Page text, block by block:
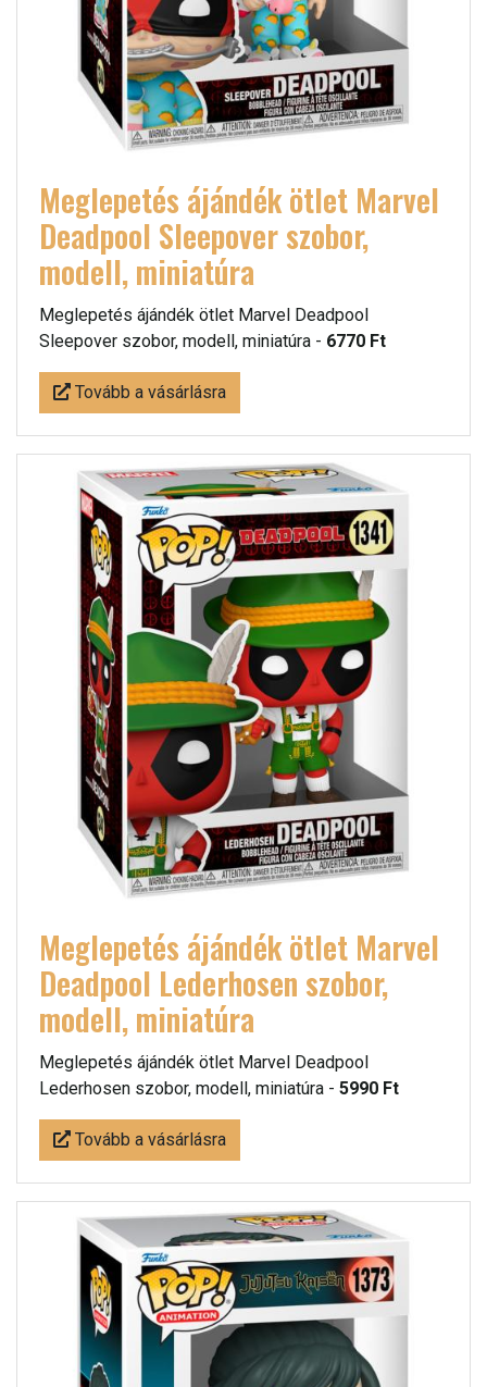
Meglepetés ájándék ötlet Marvel
Deadpool Sleepover szobor,
modell, miniatúra
Meglepetés ájándék ötlet Marvel Deadpool
Sleepover szobor, modell, miniatúra - 6770 Ft
Tovább a vásárlásra
Meglepetés ájándék ötlet Marvel
Deadpool Lederhosen szobor,
modell, miniatúra
Meglepetés ájándék ötlet Marvel Deadpool
Lederhosen szobor, modell, miniatúra - 5990 Ft
Tovább a vásárlásra